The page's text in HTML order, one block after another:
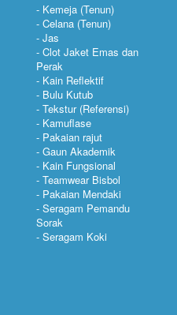
Kemeja (Tenun)
Celana (Tenun)
Jas
Clot Jaket Emas dan
Perak
Kain Reflektif
Bulu Kutub
Tekstur (Referensi)
Kamuflase
Pakaian rajut
Gaun Akademik
Kain Fungsional
Teamwear Bisbol
Pakaian Mendaki
Seragam Pemandu
Sorak
Seragam Koki